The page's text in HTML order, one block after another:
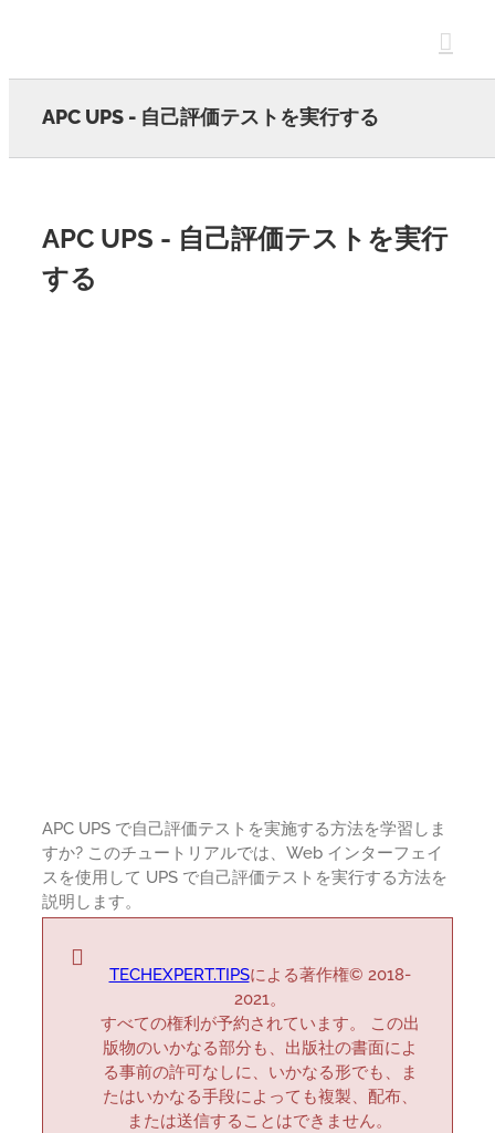
APC UPS - 自己評価テストを実行する
APC UPS - 自己評価テストを実行
する
APC UPS で自己評価テストを実施する方法を学習しま
すか? このチュートリアルでは、Web インターフェイ
スを使用して UPS で自己評価テストを実行する方法を
説明します。
TECHEXPERT.TIPSによる著作権© 2018-
2021。
すべての権利が予約されています。 この出
版物のいかなる部分も、出版社の書面によ
る事前の許可なしに、いかなる形でも、ま
たはいかなる手段によっても複製、配布、
または送信することはできません。